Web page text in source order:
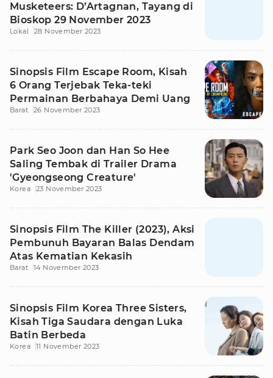
Musketeers: D’Artagnan, Tayang di
Bioskop 29 November 2023
Lokal 28 November 2023
Sinopsis Film Escape Room, Kisah
6 Orang Terjebak Teka-teki
Permainan Berbahaya Demi Uang
Barat 26 November 2023
Park Seo Joon dan Han So Hee
Saling Tembak di Trailer Drama
'Gyeongseong Creature'
Korea 23 November 2023
Sinopsis Film The Killer (2023), Aksi
Pembunuh Bayaran Balas Dendam
Atas Kematian Kekasih
Barat 14 November 2023
Sinopsis Film Korea Three Sisters,
Kisah Tiga Saudara dengan Luka
Batin Berbeda
Korea 11 November 2023